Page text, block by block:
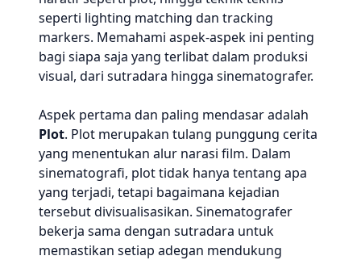
seperti lighting matching dan tracking
markers. Memahami aspek-aspek ini penting
bagi siapa saja yang terlibat dalam produksi
visual, dari sutradara hingga sinematografer.
Aspek pertama dan paling mendasar adalah
Plot. Plot merupakan tulang punggung cerita
yang menentukan alur narasi film. Dalam
sinematografi, plot tidak hanya tentang apa
yang terjadi, tetapi bagaimana kejadian
tersebut divisualisasikan. Sinematografer
bekerja sama dengan sutradara untuk
memastikan setiap adegan mendukung